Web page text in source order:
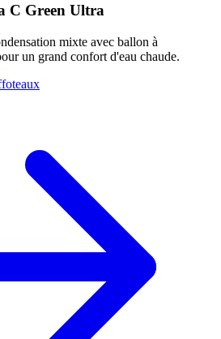
C Green Ultra
mixte avec ballon à
un grand confort d'eau chaude.